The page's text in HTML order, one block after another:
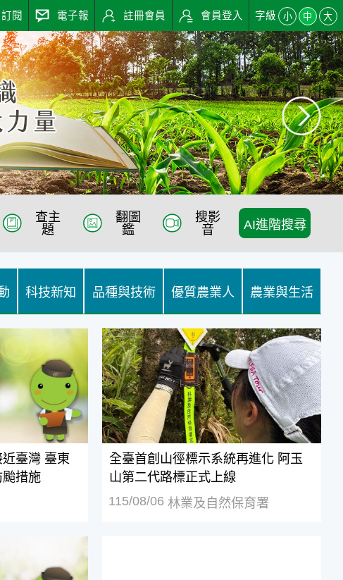
閱 電子報 註冊會員 會員登入 字級 小 中 大
查主
題
翻圖
鑑
搜影
音
AI進階搜尋
科技新知 品種與技術 優質農業人 農業與生活
止臺灣 臺東農改場籲請農友強化防颱措施
臺灣 臺東
颱措施
全臺首創山徑標示系統再進化 阿玉山第二
全臺首創山徑標示系統再進化 阿玉
山第二代路標正式上線
115/08/06 林業及自然保育署
交流 共創永續漁業新未來
）補助 多元調度供應來源 穩定國內飼料原料供應